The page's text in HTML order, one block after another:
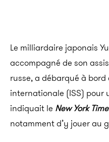
Le milliardaire japonais
accompagné de son
russe, a débarqué à
internationale (ISS) pour
indiquait le New York
notamment d’y jouer au